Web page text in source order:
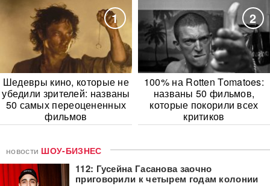
1
Шедевры кино, которые не
убедили зрителей: названы
50 самых переоцененных
фильмов
2
100% на Rotten Tomatoes:
названы 50 фильмов,
которые покорили всех
критиков
новости ШОУ-БИЗНЕС
112: Гусейна Гасанова заочно
приговорили к четырем годам колонии